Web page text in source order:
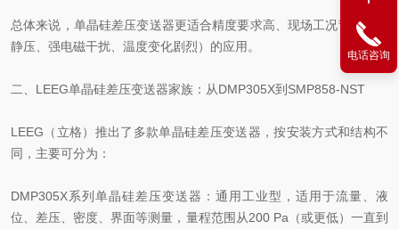
总体来说，单晶硅差压变送器更适合精度要求高、现场工况苛刻（高
静压、强电磁干扰、温度变化剧烈）的应用。
二、LEEG单晶硅差压变送器家族：从DMP305X到SMP858‑NST
LEEG（立格）推出了多款单晶硅差压变送器，按安装方式和结构不
同，主要可分为：
DMP305X系列单晶硅差压变送器：通用工业型，适用于流量、液
位、差压、密度、界面等测量，量程范围从200 Pa（或更低）一直到
电话咨询